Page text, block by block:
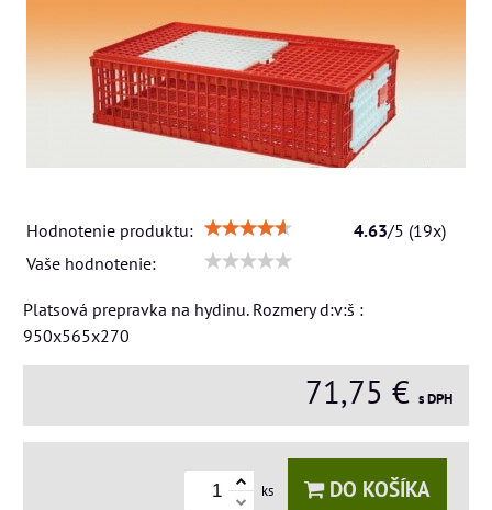
Hodnotenie produktu: 4.63/5 (19x)
Vaše hodnotenie:
Platsová prepravka na hydinu. Rozmery d:v:š :
950x565x270
71,75 € s DPH
ks DO KOŠÍKA